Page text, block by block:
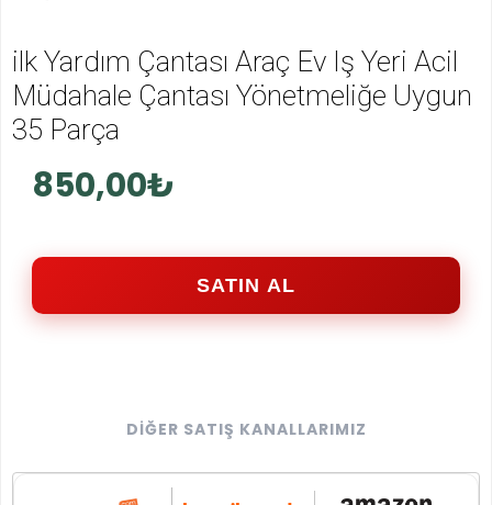
ilk Yardım Çantası Araç Ev Iş Yeri Acil
Müdahale Çantası Yönetmeliğe Uygun
35 Parça
850,00₺
SATIN AL
DIĞER SATIŞ KANALLARIMIZ